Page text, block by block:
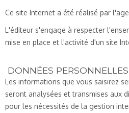
Ce site Internet a été réalisé par
L'éditeur s'engage à respecter
mise en place et l'activité d'un site
DONNÉES PERSONNELLES
Les informations que vous saisirez
seront analysées et transmises aux
pour les nécessités de la gestion